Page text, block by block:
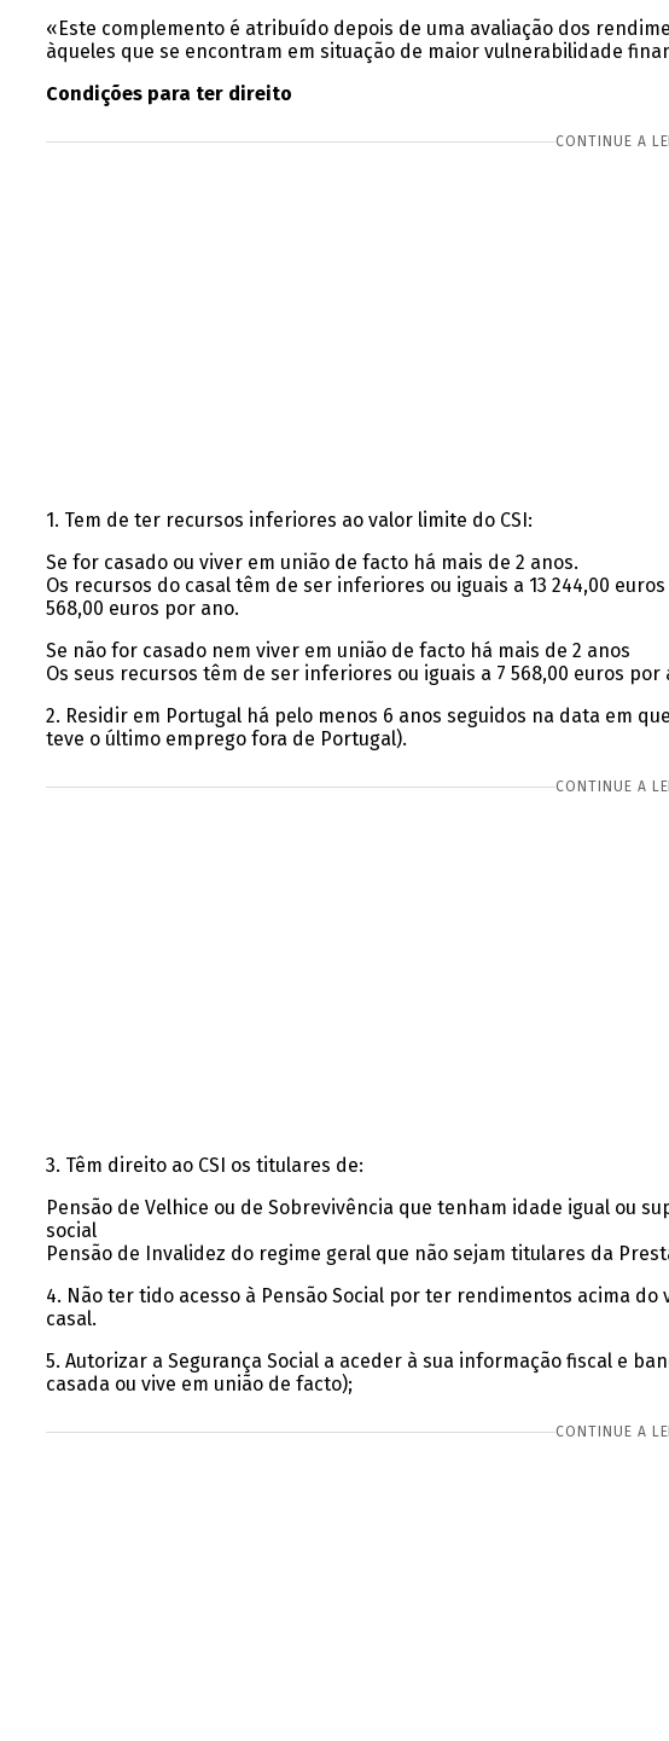
«Este complemento é atribuído depois de umaavaliação dos
àqueles que se encontram em situação de maior vulnerabilidade
Condições para ter direito
CONTINUE A
1. Tem de ter recursos inferiores ao valor limite do CSI:
Se for casado ou viver em união de facto há mais de 2 anos.
Os recursos do casal têm de ser inferiores ou iguais a 13 244,00
568,00 euros por ano.
Se não for casado nem viver em união de facto há mais de 2 anos
Os seus recursos têm de ser inferiores ou iguais a 7 568,00 euros por
2. Residir em Portugal há pelo menos 6 anos seguidos na data em
teve o último emprego fora de Portugal).
CONTINUE A
3. Têm direito ao CSI os titulares de:
Pensão de Velhice ou de Sobrevivência que tenham idade igual ou
social
Pensão de Invalidez do regime geral que não sejam titulares da
4. Não ter tido acesso à Pensão Social por ter rendimentos acima
casal.
5. Autorizar a Segurança Social a aceder à sua informação fiscal e
casada ou vive em união de facto);
CONTINUE A